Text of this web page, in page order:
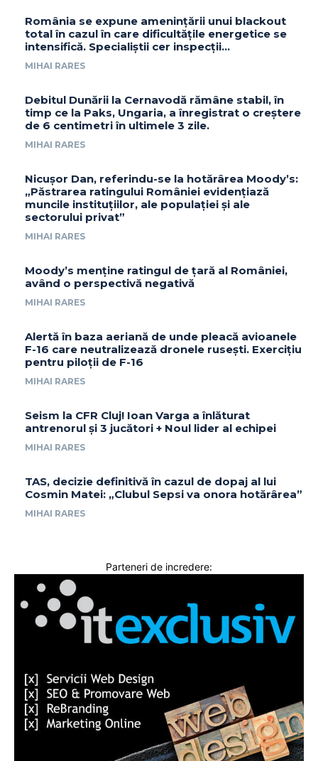
România se expune amenințării unui blackout
total în cazul în care dificultățile energetice se
intensifică. Specialiștii cer inspecții…
MIHAI RARES
Debitul Dunării la Cernavodă rămâne stabil, în
timp ce la Paks, Ungaria, a înregistrat o creștere
de 6 centimetri în ultimele 3 zile.
MIHAI RARES
Nicușor Dan, referindu-se la hotărârea Moody’s:
„Păstrarea ratingului României evidențiază
muncile instituțiilor, ale populației și ale
sectorului privat”
MIHAI RARES
Moody’s menține ratingul de țară al României,
având o perspectivă negativă
MIHAI RARES
Alertă în baza aeriană de unde pleacă avioanele
F-16 care neutralizează dronele rusești. Exercițiu
pentru piloții de F-16
MIHAI RARES
Seism la CFR Cluj! Ioan Varga a înlăturat
antrenorul și 3 jucători + Noul lider al echipei
MIHAI RARES
TAS, decizie definitivă în cazul de dopaj al lui
Cosmin Matei: „Clubul Sepsi va onora hotărârea”
MIHAI RARES
Parteneri de incredere: